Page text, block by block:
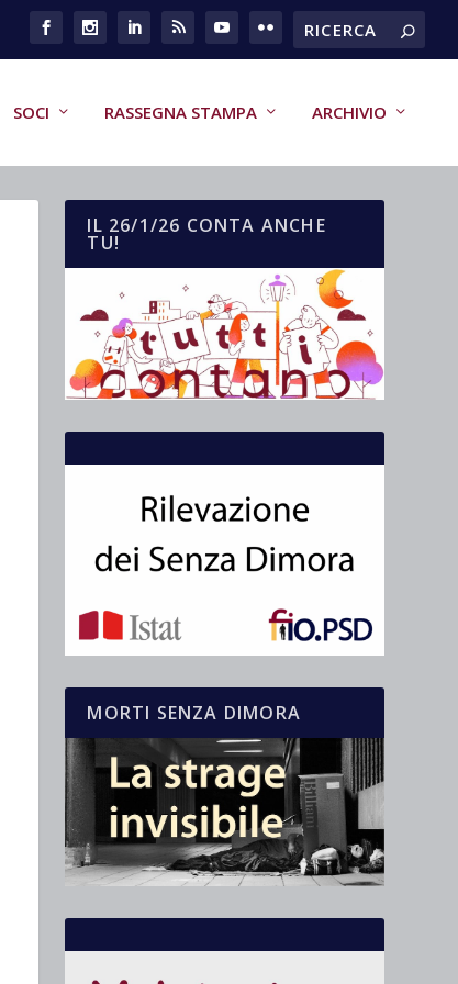
SOCI RASSEGNA STAMPA ARCHIVIO
IL 26/1/26 CONTA ANCHE
TU!
MORTI SENZA DIMORA